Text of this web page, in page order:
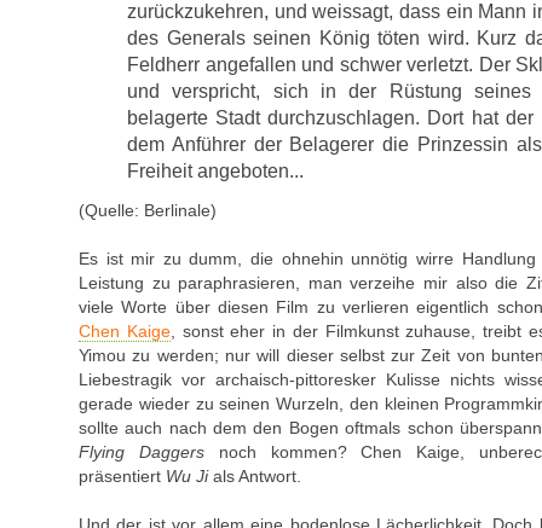
zurückzukehren, und weissagt, dass ein Mann
des Generals seinen König töten wird. Kurz
Feldherr angefallen und schwer verletzt. Der
und verspricht, sich in der Rüstung
belagerte Stadt durchzuschlagen. Dort hat der
dem Anführer der Belagerer die Prinzessin
Freiheit angeboten...
(Quelle: Berlinale)
Es ist mir zu dumm, die ohnehin unnötig wirre
Leistung zu paraphrasieren, man verzeihe mir also die
viele Worte über diesen Film zu verlieren eigentlich
Chen Kaige, sonst eher in der Filmkunst zuhause, treibt
Yimou zu werden; nur will dieser selbst zur Zeit von
Liebestragik vor archaisch-pittoresker Kulisse nichts
gerade wieder zu seinen Wurzeln, den kleinen
sollte auch nach dem den Bogen oftmals schon
Flying Daggersnoch kommen? Chen Kaige,
präsentiert Wu Jials Antwort.